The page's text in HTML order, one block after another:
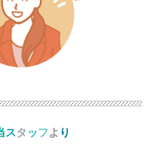
スタ ッ フよ り